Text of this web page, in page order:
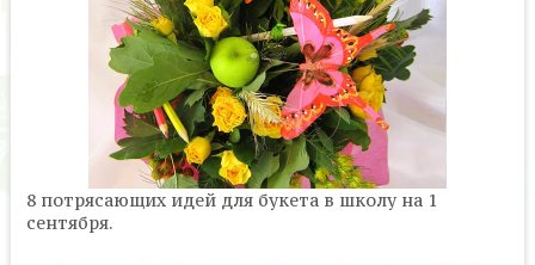
8 потрясающих идей для букета в школу на 1
сентября.